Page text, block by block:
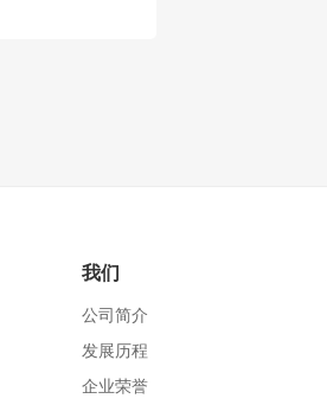
我们
公司简介
发展历程
企业荣誉